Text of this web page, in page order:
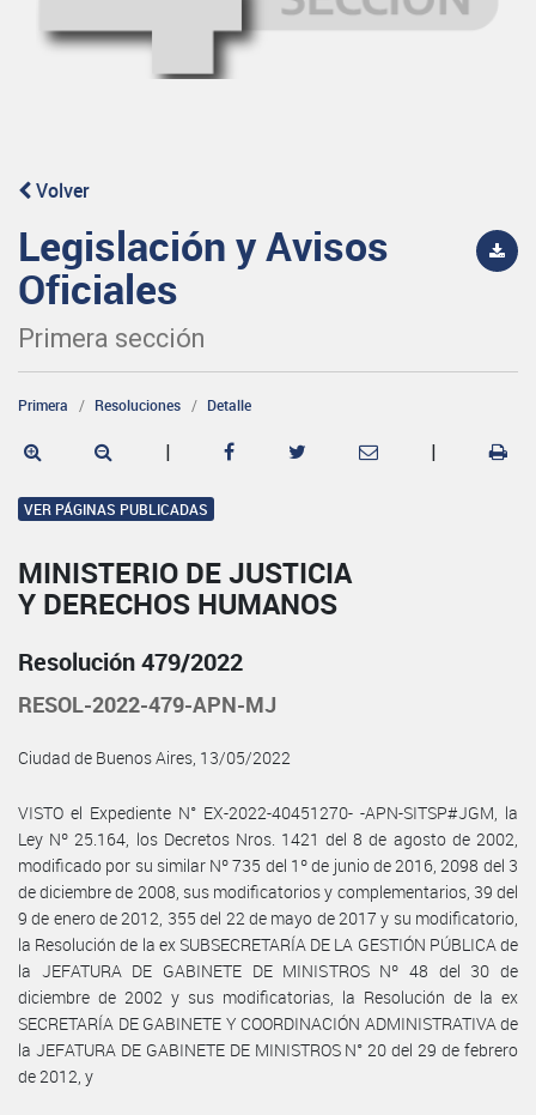
Volver
Legislación y Avisos
Oficiales
Primera sección
Primera Resoluciones Detalle
| |
VER PÁGINAS PUBLICADAS
MINISTERIO DE JUSTICIA
Y DERECHOS HUMANOS
Resolución 479/2022
RESOL-2022-479-APN-MJ
Ciudad de Buenos Aires, 13/05/2022
VISTO el Expediente N° EX-2022-40451270- -APN-SITSP#JGM, la
Ley Nº 25.164, los Decretos Nros. 1421 del 8 de agosto de 2002,
modificado por su similar Nº 735 del 1º de junio de 2016, 2098 del 3
de diciembre de 2008, sus modificatorios y complementarios, 39 del
9 de enero de 2012, 355 del 22 de mayo de 2017 y su modificatorio,
la Resolución de la ex SUBSECRETARÍA DE LA GESTIÓN PÚBLICA de
la JEFATURA DE GABINETE DE MINISTROS Nº 48 del 30 de
diciembre de 2002 y sus modificatorias, la Resolución de la ex
SECRETARÍA DE GABINETE Y COORDINACIÓN ADMINISTRATIVA de
la JEFATURA DE GABINETE DE MINISTROS N° 20 del 29 de febrero
de 2012, y